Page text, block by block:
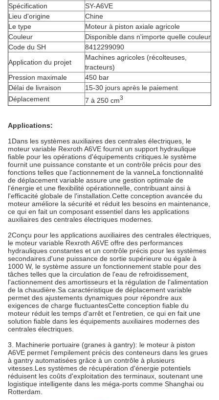
Spécification
SY-A6VE
Lieu d'origine
Chine
Le type
Moteur à piston axiale agricole
Couleur
Disponible dans n'importe quelle couleur
Code du SH
8412299090
Application du projet
Machines agricoles (récolteuses,
tracteurs)
Pression maximale
450 bar
Délai de livraison
15-30 jours après le paiement
Déplacement
7 à 250 cm3
Applications:
1Dans les systèmes auxiliaires des centrales électriques, le
moteur variable Rexroth A6VE fournit un support hydraulique
fiable pour les opérations d'équipements critiques.le système
fournit une puissance constante et un contrôle précis pour des
fonctions telles que l'actionnement de la vanneLa fonctionnalité
de déplacement variable assure une gestion optimale de
l'énergie et une flexibilité opérationnelle, contribuant ainsi à
l'efficacité globale de l'installation.Cette conception avancée du
moteur améliore la sécurité et réduit les besoins en maintenance,
ce qui en fait un composant essentiel dans les applications
auxiliaires des centrales électriques modernes.
2Conçu pour les applications auxiliaires des centrales électriques,
le moteur variable Rexroth A6VE offre des performances
hydrauliques constantes et un contrôle précis pour les systèmes
secondaires.d'une puissance de sortie supérieure ou égale à
1000 W, le système assure un fonctionnement stable pour des
tâches telles que la circulation de l'eau de refroidissement,
l'actionnement des amortisseurs et la régulation de l'alimentation
de la chaudière.Sa caractéristique de déplacement variable
permet des ajustements dynamiques pour répondre aux
exigences de charge fluctuantesCette conception fiable du
moteur réduit les temps d'arrêt et l'entretien, ce qui en fait une
solution fiable dans les équipements auxiliaires modernes des
centrales électriques.
3. Machinerie portuaire (granes à gantry): le moteur à piston
A6VE permet l'empilement précis des conteneurs dans les grues
à gantry automatisées grâce à un contrôle à plusieurs
vitesses.Les systèmes de récupération d'énergie potentiels
réduisent les coûts d'exploitation des terminaux, soutenant une
logistique intelligente dans les méga-ports comme Shanghai ou
Rotterdam.